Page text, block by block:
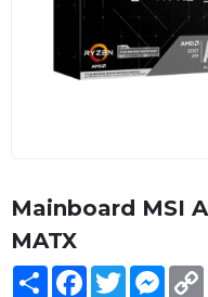
Mainboard MSI
MATX
Share Facebook
Twitter